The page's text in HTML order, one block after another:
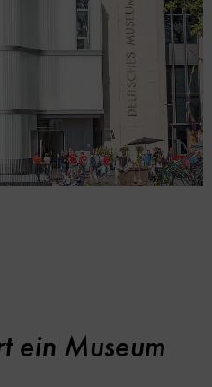
ein Museum